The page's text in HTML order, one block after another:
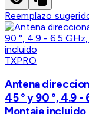
Reemplazo
TXPRO
Antena
45 ° y 90 °, 4.9 -
Montaje incluido